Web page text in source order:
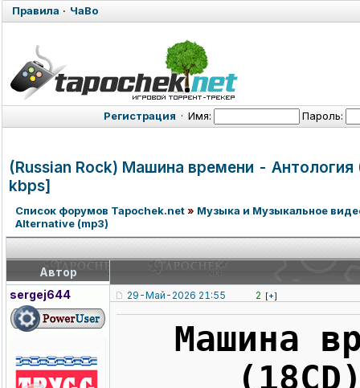
Правила · ЧаВо
Регистрация · Имя: Пароль:
(Russian Rock) Машина времени -
kbps]
Список форумов Tapochek.net» Музыка и Музыкальное
Alternative (mр3)
Автор
sergej644
29-Май-2026 21:55 2 [+]
Машина